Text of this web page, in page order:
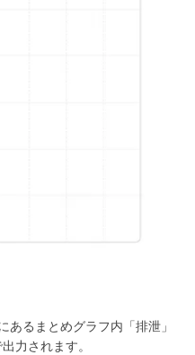
るまとめグラフ内「排泄」
力されます。